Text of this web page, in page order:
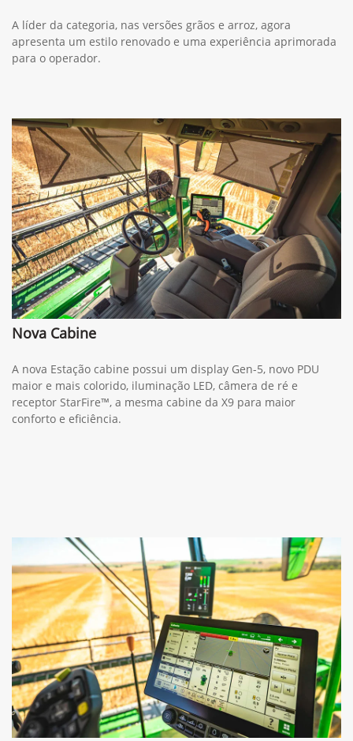
A líder da categoria, nas versões grãos e arroz, agora
apresenta um estilo renovado e uma experiência aprimorada
para o operador.
Nova Cabine
A nova Estação cabine possui um display Gen-5, novo PDU
maior e mais colorido, iluminação LED, câmera de ré e
receptor StarFire™, a mesma cabine da X9 para maior
conforto e eficiência.